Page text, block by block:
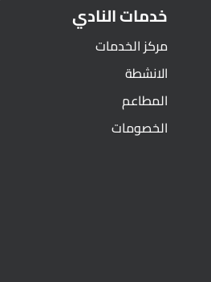
خدمات النادي
مركز الخدمات
الانشطة
المطاعم
الخصومات